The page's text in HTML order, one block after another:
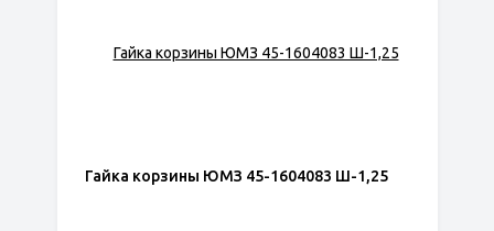
Гайка корзины ЮМЗ 45-1604083 Ш-1,25